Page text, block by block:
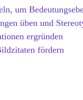
um
üben und
ergründen
fördern